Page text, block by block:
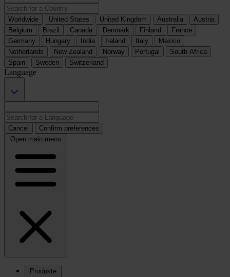
Worldwide United States United Kingdom Australia
Austria
Belgium
Brazil Canada Denmark Finland
France
Germany
Hungary India Ireland Italy
Mexico
Netherlands
New Zealand Norway Portugal
South Africa
Spain
Sweden Switzerland
Language
Cancel
Confirm preferences
Open main menu
Produkte